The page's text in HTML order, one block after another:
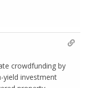
crowdfunding by
yield investment